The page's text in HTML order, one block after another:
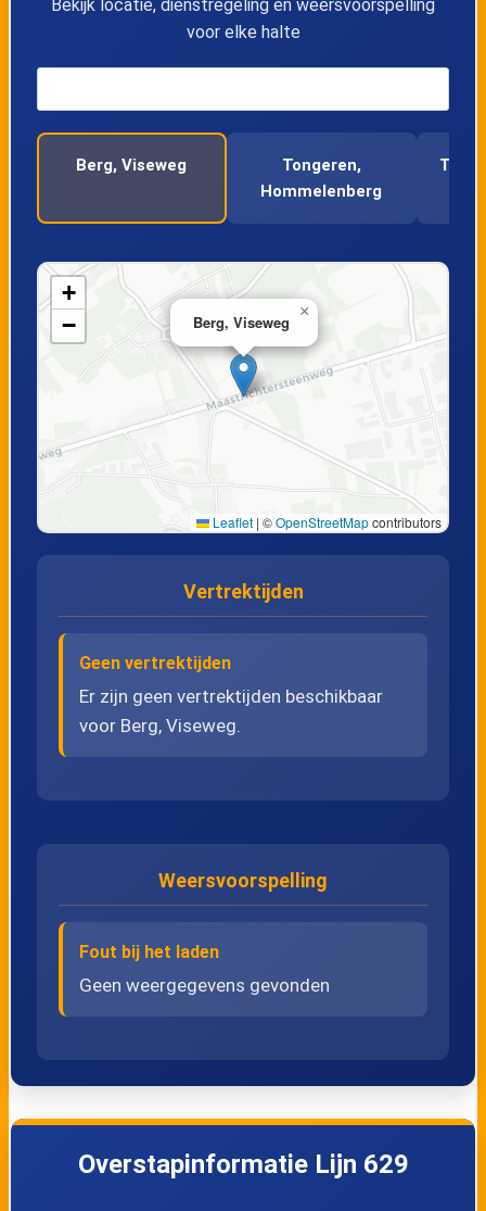
Bekijk locatie, dienstregeling en weersvoorspelling
voor elke halte
Berg, Viseweg
Tongeren,
Hommelenberg
Berg, Viseweg
×
+
−
Leaflet | ©OpenStreetMapcontributors
Vertrektijden
Geen vertrektijden
Er zijn geen vertrektijden beschikbaar
voor Berg, Viseweg.
Weersvoorspelling
Fout bij het laden
Geen weergegevens gevonden
Overstapinformatie Lijn 629